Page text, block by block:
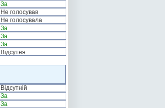
За
Не голосував
Не голосувала
За
За
За
Відсутня
Відсутній
За
За